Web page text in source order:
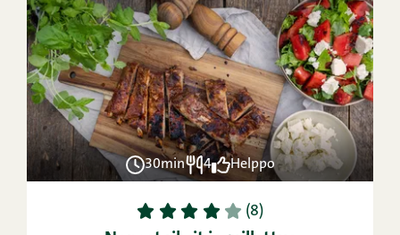
30min 4 Helppo
1 2 3 4 5 (8)